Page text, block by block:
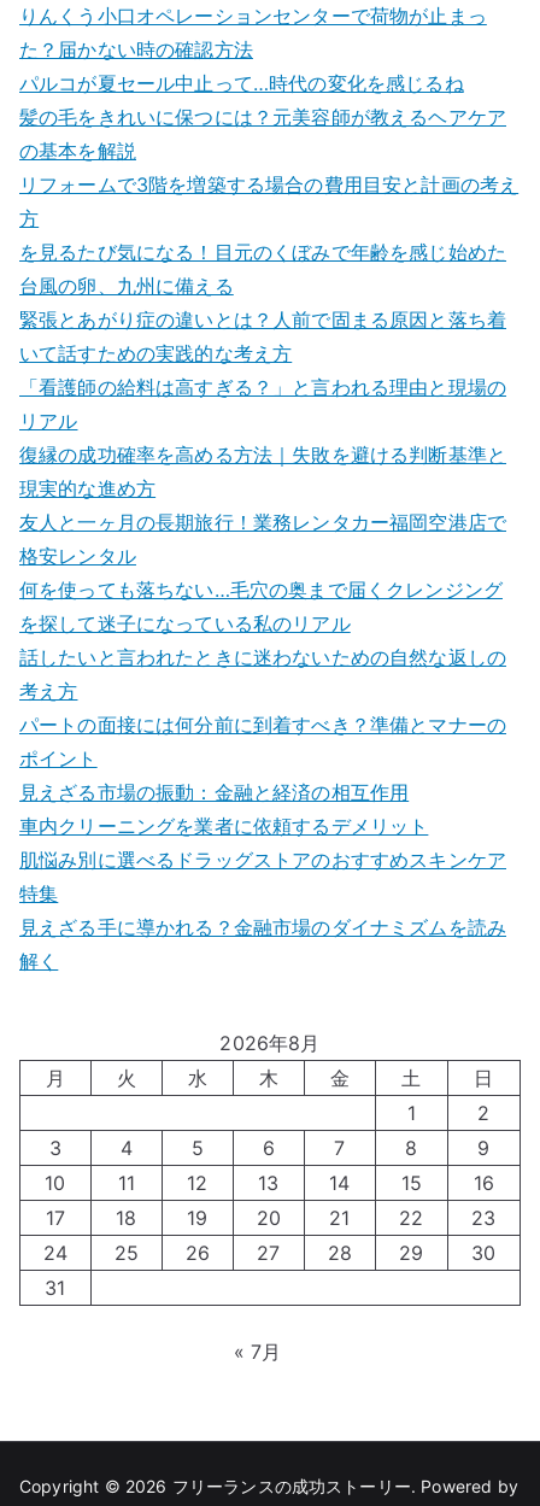
りんくう小口オペレーションセンターで荷物が止まっ
た？届かない時の確認方法
パルコが夏セール中止って…時代の変化を感じるね
髪の毛をきれいに保つには？元美容師が教えるヘアケア
の基本を解説
リフォームで3階を増築する場合の費用目安と計画の考え
方
を見るたび気になる！目元のくぼみで年齢を感じ始めた
台風の卵、九州に備える
緊張とあがり症の違いとは？人前で固まる原因と落ち着
いて話すための実践的な考え方
「看護師の給料は高すぎる？」と言われる理由と現場の
リアル
復縁の成功確率を高める方法｜失敗を避ける判断基準と
現実的な進め方
友人と一ヶ月の長期旅行！業務レンタカー福岡空港店で
格安レンタル
何を使っても落ちない…毛穴の奥まで届くクレンジング
を探して迷子になっている私のリアル
話したいと言われたときに迷わないための自然な返しの
考え方
パートの面接には何分前に到着すべき？準備とマナーの
ポイント
見えざる市場の振動：金融と経済の相互作用
車内クリーニングを業者に依頼するデメリット
肌悩み別に選べるドラッグストアのおすすめスキンケア
特集
見えざる手に導かれる？金融市場のダイナミズムを読み
解く
2026年8月
月
火 水 木 金 土
日
1
2
3
4 5 6 7 8
9
10
11 12 13 14 15
16
17
18 19 20 21 22
23
24
25 26 27 28 29
30
31
« 7月
Copyright © 2026 フリーランスの成功ストーリー. Powered by